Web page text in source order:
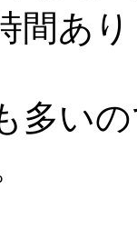
間あり
多い